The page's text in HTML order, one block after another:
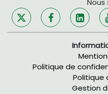
Nous
Politique de
Politique
Gestion